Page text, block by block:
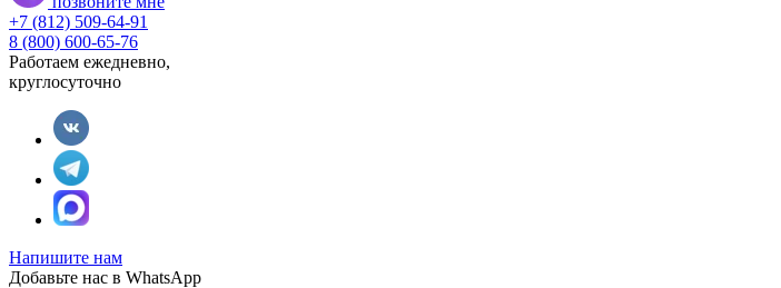
+7 (812) 509-64-91
8 (800) 600-65-76
Работаем ежедневно,
круглосуточно
Напишите нам
Добавьте нас в WhatsApp